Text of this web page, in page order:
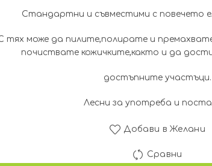
лв.).
Стандартни и съвместими с повечето
тях може да пилите,полирате и
почиствате кожичките,както и да
достъпните участъци.
Лесни за употреба и
Добави в Желани
Сравни